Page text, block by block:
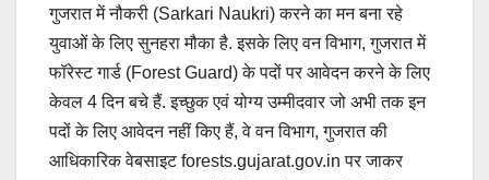
गुजरात में नौकरी (Sarkari Naukri) करने का मन बना रहे
युवाओं के लिए सुनहरा मौका है. इसके लिए वन विभाग, गुजरात में
फॉरेस्ट गार्ड (Forest Guard) के पदों पर आवेदन करने के लिए
केवल 4 दिन बचे हैं. इच्छुक एवं योग्य उम्मीदवार जो अभी तक इन
पदों के लिए आवेदन नहीं किए हैं, वे वन विभाग, गुजरात की
आधिकारिक वेबसाइट forests.gujarat.gov.in पर जाकर